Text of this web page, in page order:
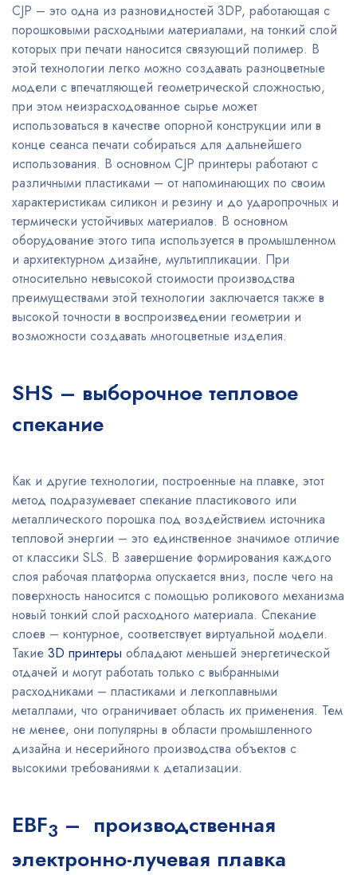
CJP – это одна из разновидностей 3DP, работающая с
порошковыми расходными материалами, на тонкий слой
которых при печати наносится связующий полимер. В
этой технологии легко можно создавать разноцветные
модели с впечатляющей геометрической сложностью,
при этом неизрасходованное сырье может
использоваться в качестве опорной конструкции или в
конце сеанса печати собираться для дальнейшего
использования. В основном CJP принтеры работают с
различными пластиками – от напоминающих по своим
характеристикам силикон и резину и до ударопрочных и
термически устойчивых материалов. В основном
оборудование этого типа используется в промышленном
и архитектурном дизайне, мультипликации. При
относительно невысокой стоимости производства
преимуществами этой технологии заключается также в
высокой точности в воспроизведении геометрии и
возможности создавать многоцветные изделия.
SHS – выборочное тепловое
спекание
Как и другие технологии, построенные на плавке, этот
метод подразумевает спекание пластикового или
металлического порошка под воздействием источника
тепловой энергии – это единственное значимое отличие
от классики SLS. В завершение формирования каждого
слоя рабочая платформа опускается вниз, после чего на
поверхность наносится с помощью роликового механизма
новый тонкий слой расходного материала. Спекание
слоев – контурное, соответствует виртуальной модели.
Такие 3D принтеры обладают меньшей энергетической
отдачей и могут работать только с выбранными
расходниками – пластиками и легкоплавными
металлами, что ограничивает область их применения. Тем
не менее, они популярны в области промышленного
дизайна и несерийного производства объектов с
высокими требованиями к детализации.
EBF3 – производственная
электронно-лучевая плавка